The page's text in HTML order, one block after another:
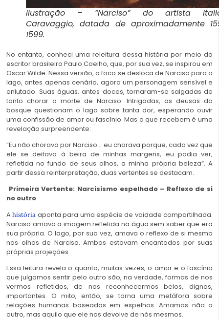
Ilustração – “Narciso” do artista
Caravaggio, datada de aproximadamente
1599.
No entanto, conheci uma releitura dessa história por meio do
escritor brasileiro Paulo Coelho, que, por sua vez, se inspirou em
Oscar Wilde. Nessa versão, o foco se desloca de Narciso para o
lago, antes apenas cenário, agora um personagem sensível e
enlutado. Suas águas, antes doces, tornaram-se salgadas de
tanto chorar a morte de Narciso. Intrigadas, as deusas do
bosque questionam o lago sobre tanta dor, esperando ouvir
uma confissão de amor ou fascínio. Mas o que recebem é uma
revelação surpreendente:
“Eu não chorava por Narciso… eu chorava porque, cada vez que
ele se deitava à beira de minhas margens, eu podia ver,
refletida no fundo de seus olhos, a minha própria beleza”. A
partir dessa reinterpretação, duas vertentes se destacam.
Primeira Vertente: Narcisismo espelhado – Reflexo de si
no outro
Ahistória aponta para uma espécie de vaidade compartilhada.
Narciso amava a imagem refletida na água sem saber que era
sua própria. O lago, por sua vez, amava o reflexo de si mesmo
nos olhos de Narciso. Ambos estavam encantados por suas
próprias projeções.
Essa leitura revela o quanto, muitas vezes, o amor e o fascínio
que julgamos sentir pelo outro são, na verdade, formas de nos
vermos refletidos, de nos reconhecermos belos, dignos,
importantes. O mito, então, se torna uma metáfora sobre
relações humanas baseadas em espelhos. Amamos não o
outro, mas aquilo que ele nos devolve de nós mesmos.